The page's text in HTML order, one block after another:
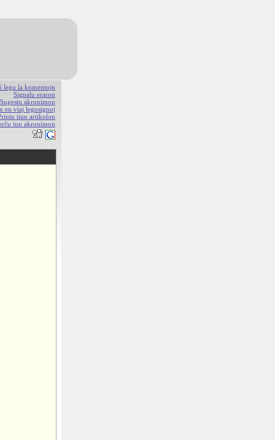
legu la komentojn
Signalu eraron
Sugestu akronimon
en viaj legosignoj
tiun artikolon
iun akronimon